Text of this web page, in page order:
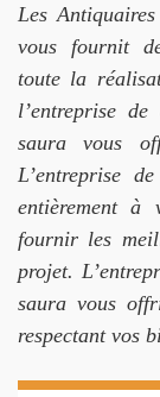
Les
vous fournit
toute la
l’entreprise
saura vous
L’entreprise
entièrement
fournir les
projet.
saura vous
respectant vos